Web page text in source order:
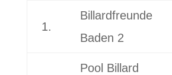
1.
Billardfreunde
Baden 2
Pool Billard